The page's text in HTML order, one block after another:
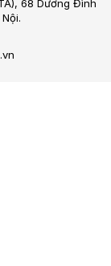
68 Dương Đình